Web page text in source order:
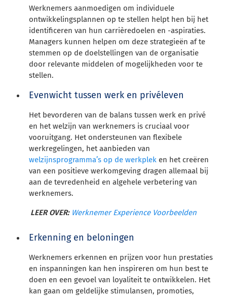
Werknemers aanmoedigen om individuele
ontwikkelingsplannen op te stellen helpt hen bij het
identificeren van hun carrièredoelen en -aspiraties.
Managers kunnen helpen om deze strategieën af te
stemmen op de doelstellingen van de organisatie
door relevante middelen of mogelijkheden voor te
stellen.
Evenwicht tussen werk en privéleven
Het bevorderen van de balans tussen werk en privé
en het welzijn van werknemers is cruciaal voor
vooruitgang. Het ondersteunen van flexibele
werkregelingen, het aanbieden van
welzijnsprogramma’s op de werkplek en het creëren
van een positieve werkomgeving dragen allemaal bij
aan de tevredenheid en algehele verbetering van
werknemers.
LEER OVER: Werknemer Experience Voorbeelden
Erkenning en beloningen
Werknemers erkennen en prijzen voor hun prestaties
en inspanningen kan hen inspireren om hun best te
doen en een gevoel van loyaliteit te ontwikkelen. Het
kan gaan om geldelijke stimulansen, promoties,